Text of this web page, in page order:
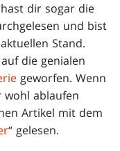
dir sogar die
und bist
Stand.
die genialen
geworfen. Wenn
wohl ablaufen
Artikel mit dem
“ gelesen.